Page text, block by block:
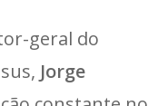
geral do
Jorge